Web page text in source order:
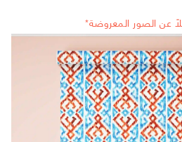
عن الصور المعروضة